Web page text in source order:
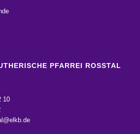
PFARREI ROSSTAL
10